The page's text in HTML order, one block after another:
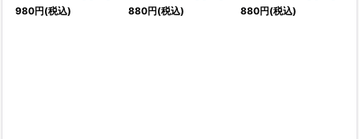
980円(税込)
880円(税込)
880円(税込)